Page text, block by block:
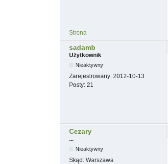
Strona
sadamb
Użytkownik
Nieaktywny
Zarejestrowany: 2012-10-13
Posty: 21
Cezary
...
Nieaktywny
Skąd: Warszawa